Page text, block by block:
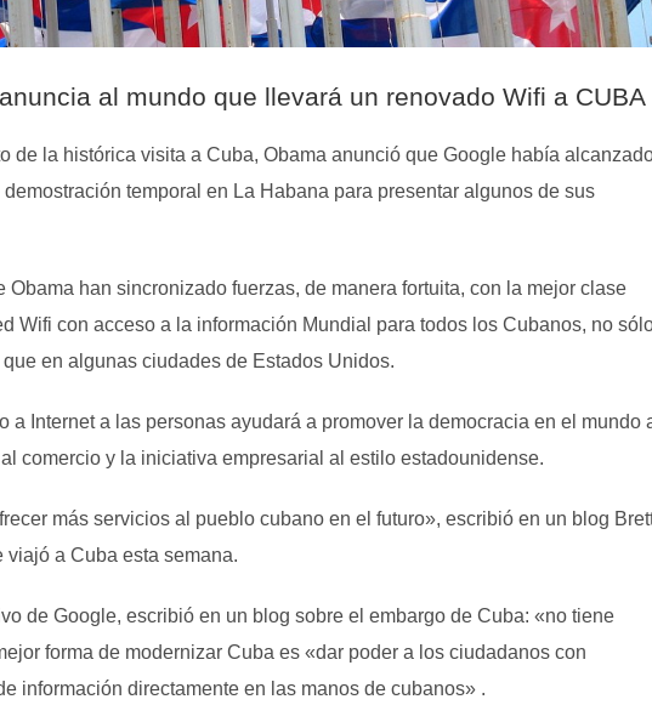
al mundo que llevará un renovado Wifi a CUBA
de la histórica visita a Cuba, Obama anunció que Google había
temporal en La Habana para presentar algunos de sus
han sincronizado fuerzas, de manera fortuita, con la mejor clase
Wifi con acceso a la información Mundial para todos los Cubanos, no
en algunas ciudades de Estados Unidos.
a Internet a las personas ayudará a promover la democracia en el mundo
comercio y la iniciativa empresarial al estilo estadounidense.
más servicios al pueblo cubano en el futuro», escribió en un blog
viajó a Cuba esta semana.
de Google, escribió en un blog sobre el embargo de Cuba: «no tiene
forma de modernizar Cuba es «dar poder a los ciudadanos con
información directamente en las manos de cubanos» .